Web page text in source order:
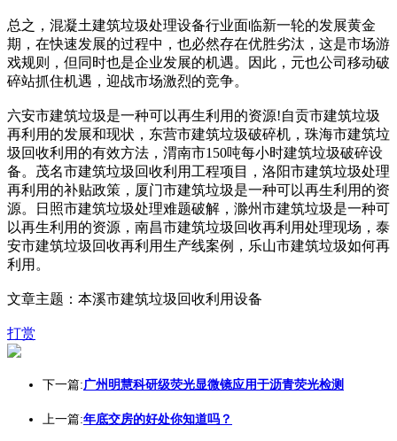
总之，混凝土建筑垃圾处理设备行业面临新一轮的发展黄金
期，在快速发展的过程中，也必然存在优胜劣汰，这是市场游
戏规则，但同时也是企业发展的机遇。因此，元也公司移动破
碎站抓住机遇，迎战市场激烈的竞争。
六安市建筑垃圾是一种可以再生利用的资源!自贡市建筑垃圾
再利用的发展和现状，东营市建筑垃圾破碎机，珠海市建筑垃
圾回收利用的有效方法，渭南市150吨每小时建筑垃圾破碎设
备。茂名市建筑垃圾回收利用工程项目，洛阳市建筑垃圾处理
再利用的补贴政策，厦门市建筑垃圾是一种可以再生利用的资
源。日照市建筑垃圾处理难题破解，滁州市建筑垃圾是一种可
以再生利用的资源，南昌市建筑垃圾回收再利用处理现场，泰
安市建筑垃圾回收再利用生产线案例，乐山市建筑垃圾如何再
利用。
文章主题：本溪市建筑垃圾回收利用设备
打赏
下一篇:广州明慧科研级荧光显微镜应用于沥青荧光检测
上一篇:年底交房的好处你知道吗？